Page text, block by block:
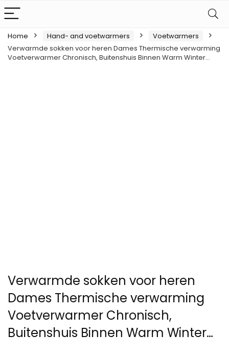
Home Hand- and voetwarmers
Voetwarmers
Verwarmde sokken voor heren Dames Thermische verwarming
Voetverwarmer Chronisch, Buitenshuis Binnen Warm Winter…
Verwarmde sokken voor heren
Dames Thermische verwarming
Voetverwarmer Chronisch,
Buitenshuis Binnen Warm Winter…